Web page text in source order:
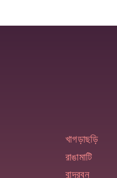
খাগড়াছড়ি
রাঙামাটি
বান্দরবন